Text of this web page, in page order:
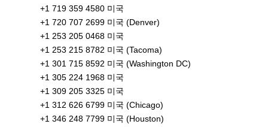
+1 719 359 4580 미국
+1 720 707 2699 미국 (Denver)
+1 253 205 0468 미국
+1 253 215 8782 미국 (Tacoma)
+1 301 715 8592 미국 (Washington DC)
+1 305 224 1968 미국
+1 309 205 3325 미국
+1 312 626 6799 미국 (Chicago)
+1 346 248 7799 미국 (Houston)